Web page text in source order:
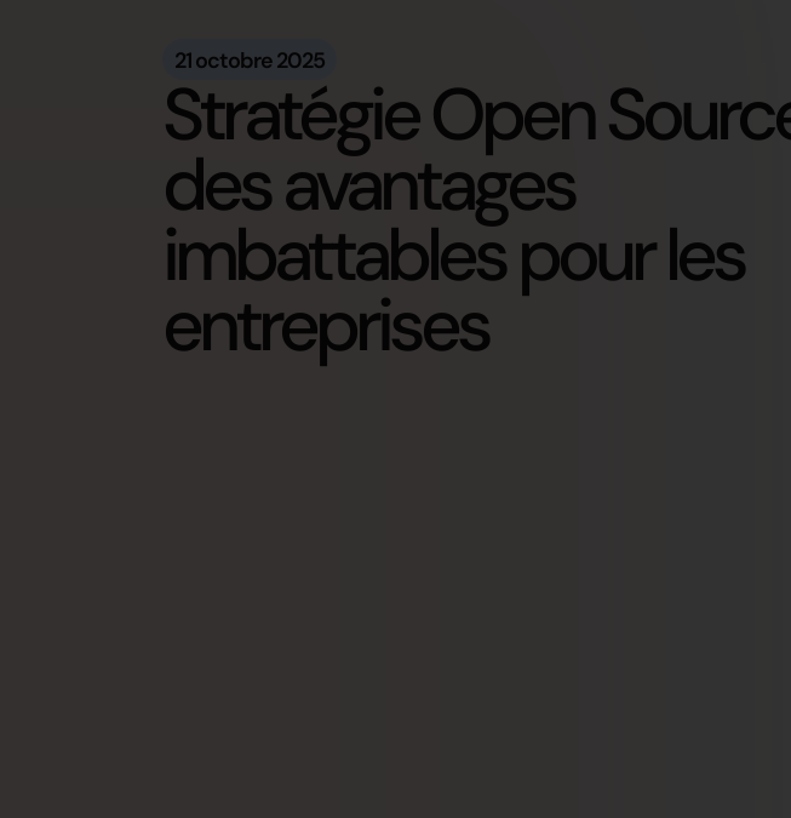
21 octobre 2025
Stratégie Open
des avantages
imbattables pour les
entreprises